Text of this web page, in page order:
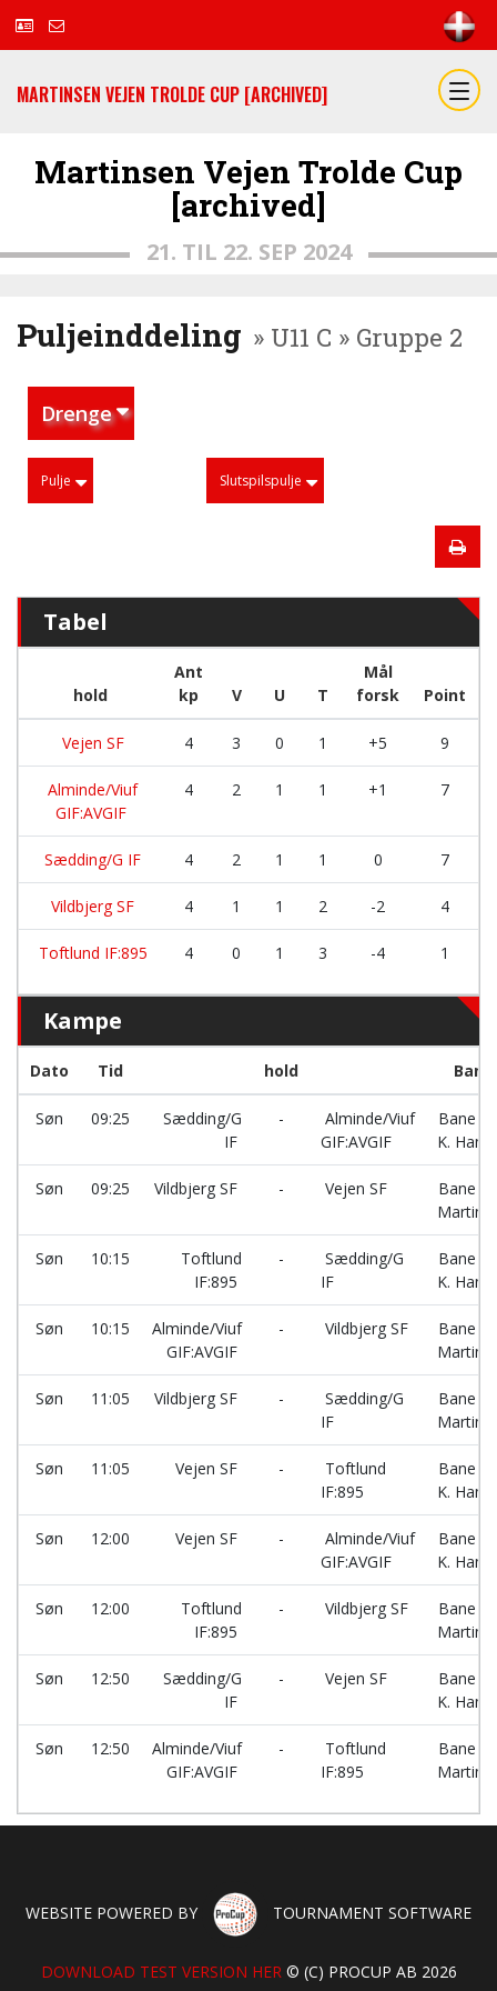
MARTINSEN VEJEN TROLDE CUP [ARCHIVED]
Martinsen Vejen Trolde Cup
[archived]
21. TIL 22. SEP 2024
Puljeinddeling » U11 C » Gruppe 2
Drenge
Pulje Slutspilspulje
Tabel
hold
Ant
kp
V U T
Mål
forsk
Point
Vejen SF 4 3 0 1 +5 9
Alminde/Viuf
GIF:AVGIF
4 2 1 1 +1 7
Sædding/G IF 4 2 1 1 0 7
Vildbjerg SF 4 1 1 2 -2 4
Toftlund IF:895 4 0 1 3 -4 1
Kampe
Dato Tid hold Bane
Søn 09:25
Sædding/G
IF
-
Alminde/Viuf
GIF:AVGIF
Bane
K.
Søn 09:25 Vildbjerg SF - Vejen SF
Bane
Søn 10:15
Toftlund
IF:895
-
Sædding/G
IF
Bane
K.
Søn 10:15
Alminde/Viuf
GIF:AVGIF
- Vildbjerg SF
Bane
Søn 11:05 Vildbjerg SF -
Sædding/G
IF
Bane
Søn 11:05 Vejen SF -
Toftlund
IF:895
Bane
K.
Søn 12:00 Vejen SF -
Alminde/Viuf
GIF:AVGIF
Bane
K.
Søn 12:00
Toftlund
IF:895
- Vildbjerg SF
Bane
Søn 12:50
Sædding/G
IF
- Vejen SF
Bane
K.
Søn 12:50
Alminde/Viuf
GIF:AVGIF
-
Toftlund
IF:895
Bane
WEBSITE POWERED BY TOURNAMENT SOFTWARE
DOWNLOAD TEST VERSION HER© (C) PROCUP AB 2026